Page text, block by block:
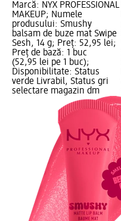
Marcă: NYX PROFESSIONAL
MAKEUP; Numele
produsului: Smushy
balsam de buze mat Swipe
Sesh, 14 g; Preț: 52,95 lei;
Preț de bază: 1 buc
(52,95 lei pe 1 buc);
Disponibilitate: Status
verde Livrabil, Status gri
selectare magazin dm